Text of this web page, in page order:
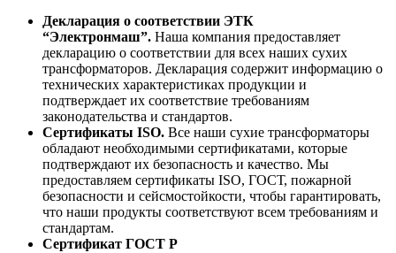
Декларация о соответствии ЭТК
“Электронмаш”. Наша компания предоставляет
декларацию о соответствии для всех наших сухих
трансформаторов. Декларация содержит информацию о
технических характеристиках продукции и
подтверждает их соответствие требованиям
законодательства и стандартов.
Сертификаты ISO. Все наши сухие трансформаторы
обладают необходимыми сертификатами, которые
подтверждают их безопасность и качество. Мы
предоставляем сертификаты ISO, ГОСТ, пожарной
безопасности и сейсмостойкости, чтобы гарантировать,
что наши продукты соответствуют всем требованиям и
стандартам.
Сертификат ГОСТ Р